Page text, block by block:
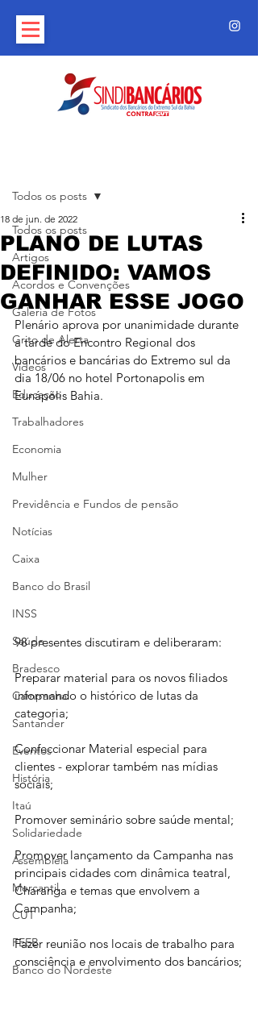
Todos os posts
Artigos
Acordos e Convenções
Galeria de Fotos
Grito de Alerta
Vídeos
Educação
Trabalhadores
Economia
Mulher
Previdência e Fundos de pensão
Notícias
Caixa
Banco do Brasil
INSS
Saúde
Bradesco
Campanha
Santander
Eventos
História
Itaú
Solidariedade
Assembleia
Mercantil
CUT
FEEB
Banco do Nordeste
Todos os posts
PLANO DE LUTAS
DEFINIDO: VAMOS
GANHAR ESSE JOGO
18 de jun. de 2022
Plenário aprova por unanimidade durante
a tarde do Encontro Regional dos
bancários e bancárias do Extremo sul da
dia 18/06 no hotel Portonapolis em
Eunápolis Bahia.
98 presentes discutiram e deliberaram:
Preparar material para os novos filiados
informando o histórico de lutas da
categoria;
Confeccionar Material especial para
clientes - explorar também nas mídias
sociais;
Promover seminário sobre saúde mental;
Promover lançamento da Campanha nas
principais cidades com dinâmica teatral,
Charanga e temas que envolvem a
Campanha;
Fazer reunião nos locais de trabalho para
consciência e envolvimento dos bancários;